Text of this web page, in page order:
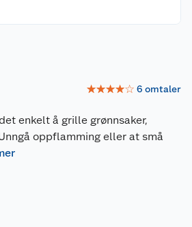
☆☆☆☆☆ 6 omtaler
enkelt å grille grønnsaker,
oppflamming eller at små